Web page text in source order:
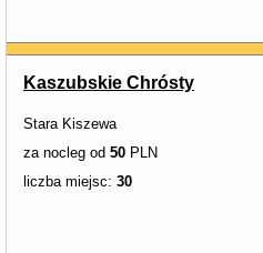
Kaszubskie Chrósty
Stara Kiszewa
za nocleg od 50 PLN
liczba miejsc: 30